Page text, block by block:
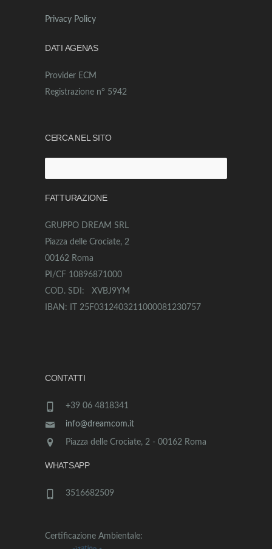
Privacy Policy
DATI AGENAS
Provider ECM
Registrazione n° 5942
CERCA NEL SITO
per:
FATTURAZIONE
GRUPPO DREAM SRL
Piazza delle Crociate, 2
00162 Roma
PI/CF 10896871000
COD. SDI: XVBJ9YM
IBAN: IT 25F0312403211000081230757
CONTATTI
+39 06 4818341
info@dreamcom.it
Piazza delle Crociate, 2 - 00162 Roma
WHATSAPP
3516682509
Certificazione Ambientale: